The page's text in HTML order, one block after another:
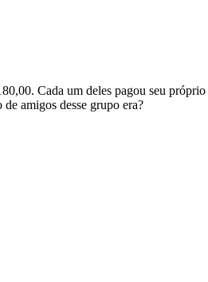
Cada um deles pagou seu
amigos desse grupo era?